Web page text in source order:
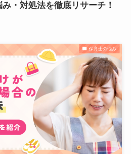
・対処法を徹底リサーチ！
保育士の悩み